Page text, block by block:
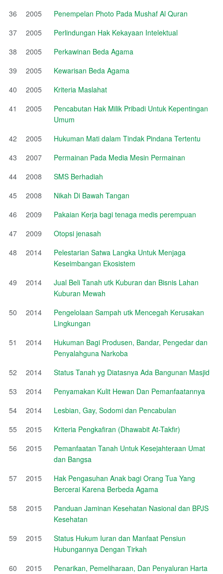
36
2005
Penempelan Photo Pada Mushaf Al Quran
37
2005
Perlindungan Hak Kekayaan Intelektual
38
2005
Perkawinan Beda Agama
39
2005
Kewarisan Beda Agama
40
2005
Kriteria Maslahat
41
2005
Pencabutan Hak Milik Pribadi Untuk Kepentingan
Umum
42
2005
Hukuman Mati dalam Tindak Pindana Tertentu
43
2007
Permainan Pada Media Mesin Permainan
44
2008
SMS Berhadiah
45
2008
Nikah Di Bawah Tangan
46
2009
Pakaian Kerja bagi tenaga medis perempuan
47
2009
Otopsi jenasah
48
2014
Pelestarian Satwa Langka Untuk Menjaga
Keseimbangan Ekosistem
49
2014
Jual Beli Tanah utk Kuburan dan Bisnis Lahan
Kuburan Mewah
50
2014
Pengelolaan Sampah utk Mencegah Kerusakan
Lingkungan
51
2014
Hukuman Bagi Produsen, Bandar, Pengedar dan
Penyalahguna Narkoba
52
2014
Status Tanah yg Diatasnya Ada Bangunan Masjid
53
2014
Penyamakan Kulit Hewan Dan Pemanfaatannya
54
2014
Lesbian, Gay, Sodomi dan Pencabulan
55
2015
Kriteria Pengkafiran (Dhawabit At-Takfir)
56
2015
Pemanfaatan Tanah Untuk Kesejahteraan Umat
dan Bangsa
57
2015
Hak Pengasuhan Anak bagi Orang Tua Yang
Bercerai Karena Berbeda Agama
58
2015
Panduan Jaminan Kesehatan Nasional dan BPJS
Kesehatan
59
2015
Status Hukum Iuran dan Manfaat Pensiun
Hubungannya Dengan Tirkah
60
2015
Penarikan, Pemeliharaan, Dan Penyaluran Harta